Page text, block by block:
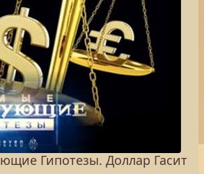
Гипотезы. Доллар Гасит